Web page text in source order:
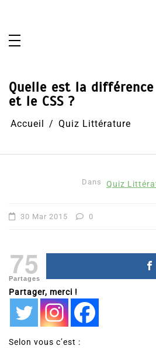
Quelle est la
et le CSS ?
Accueil Quiz Littérature
Dans Quiz
30 Mar 2015 0
75
Partages
Partager, merci !
Selon vous c’est :